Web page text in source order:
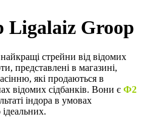
Ligalaiz Groop
найкращі cтрейни від відомих
представлені в магазині,
які продаються в
відомих сідбанків. Вони є Ф2
індора в умовах